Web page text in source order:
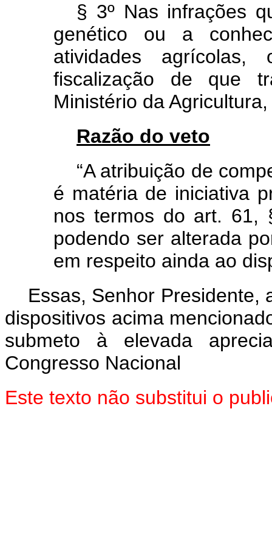
§ 3º Nas infrações
genético ou a
atividades
fiscalização de que
Ministério da
Razão do veto
“A atribuição de
é matéria de iniciativa
nos termos do art. 61,
podendo ser alterada
em respeito ainda ao
Essas, Senhor Presidente,
dispositivos acima
submeto à elevada
Congresso Nacional
Este texto não substitui o